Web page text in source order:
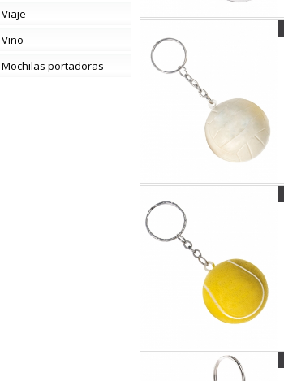
viaje
vino
mochilas portadoras